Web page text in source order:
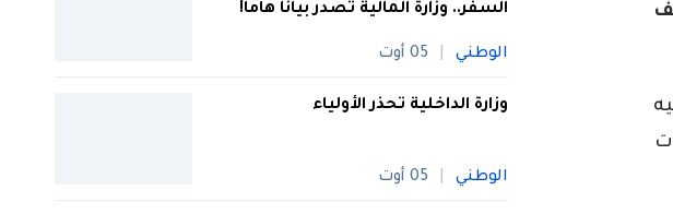
مختلف
السفر.. وزارة المالية تصدر بيانا هاما!
الوطني 05 أوت
وزارة الداخلية تحذر الأولياء
الوطني 05 أوت